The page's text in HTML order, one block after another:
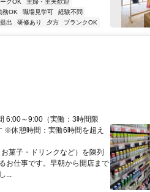
クOK
主婦・主夫歓迎
務OK 職場見学可
経験不問
出 研修あり 夕方 ブランクOK
6:00～9:00（実働：3時間限
※休憩時間：実働6時間を超え
菓子・ドリンクなど）を陳列
お仕事です。早朝から開店まで
...